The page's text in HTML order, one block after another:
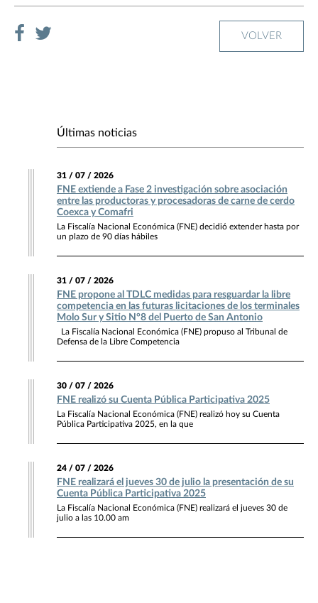
VOLVER
Últimas noticias
31 / 07 / 2026
FNE extiende a Fase 2 investigación sobre asociación
entre las productoras y procesadoras de carne de cerdo
Coexca y Comafri
La Fiscalía Nacional Económica (FNE) decidió extender hasta por
un plazo de 90 días hábiles
31 / 07 / 2026
FNE propone al TDLC medidas para resguardar la libre
competencia en las futuras licitaciones de los terminales
Molo Sur y Sitio N°8 del Puerto de San Antonio
La Fiscalía Nacional Económica (FNE) propuso al Tribunal de
Defensa de la Libre Competencia
30 / 07 / 2026
FNE realizó su Cuenta Pública Participativa 2025
La Fiscalía Nacional Económica (FNE) realizó hoy su Cuenta
Pública Participativa 2025, en la que
24 / 07 / 2026
FNE realizará el jueves 30 de julio la presentación de su
Cuenta Pública Participativa 2025
La Fiscalía Nacional Económica (FNE) realizará el jueves 30 de
julio a las 10.00 am